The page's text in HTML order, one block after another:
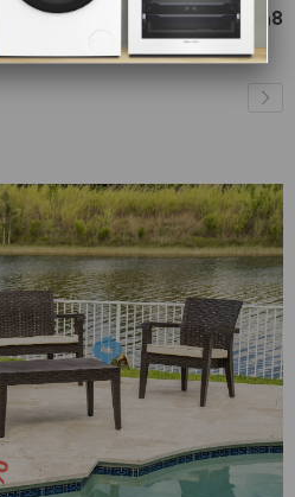
95.980 ₺
110.377 ₺